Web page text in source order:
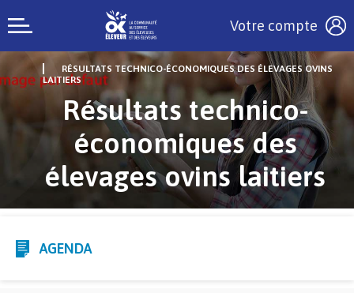
Votre compte
RÉSULTATS TECHNICO-ÉCONOMIQUES DES ÉLEVAGES OVINS
LAITIERS
Résultats technico-
économiques des
élevages ovins laitiers
AGENDA